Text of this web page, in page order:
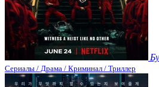
Сериалы / Драма / Криминал / Триллер